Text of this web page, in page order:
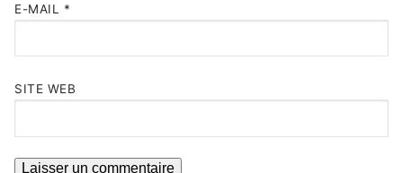
E-MAIL *
SITE WEB